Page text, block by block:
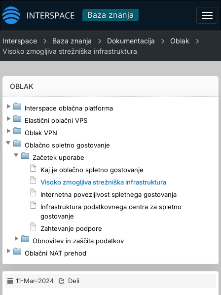
Baza znanja
Interspace Baza znanja Dokumentacija
Oblak
Visoko zmogljiva strežniška infrastruktura
OBLAK
Interspace oblačna platforma
Elastični oblačni VPS
Oblak VPN
Oblačno spletno gostovanje
Začetek uporabe
Kaj je oblačno spletno gostovanje
Visoko zmogljiva strežniška infrastruktura
Internetna povezljivost spletnega gostovanja
Infrastruktura podatkovnega centra za spletno
gostovanje
Zahtevanje podpore
Obnovitev in zaščita podatkov
Oblačni NAT prehod
11-Mar-2024 Deli